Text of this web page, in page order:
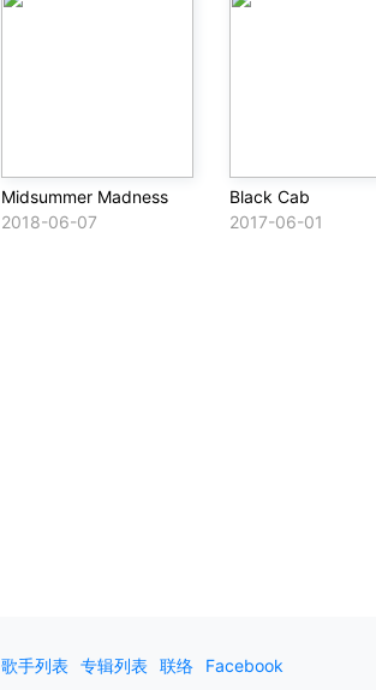
Midsummer Madness
2018-06-07
Black Cab
2017-06-01
歌手列表 专辑列表 联络 Facebook